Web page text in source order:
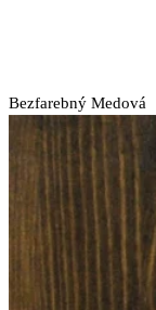
Bezfarebný Medová